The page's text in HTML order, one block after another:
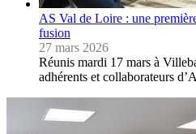
AS Val de Loire : une
fusion
27 mars 2026
Réunis mardi 17 mars à
adhérents et collaborateurs